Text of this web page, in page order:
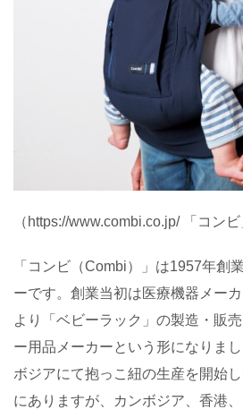
（ https://www.combi.co.jp/ 「コン
「コンビ（Combi）」は1957年創
ーです。創業当初は医療機器メーカ
より「ベビーラック」の製造・販
ー用品メーカーという形になりまし
ボジアにて抱っこ紐の生産を開始
にありますが、カンボジア、香港